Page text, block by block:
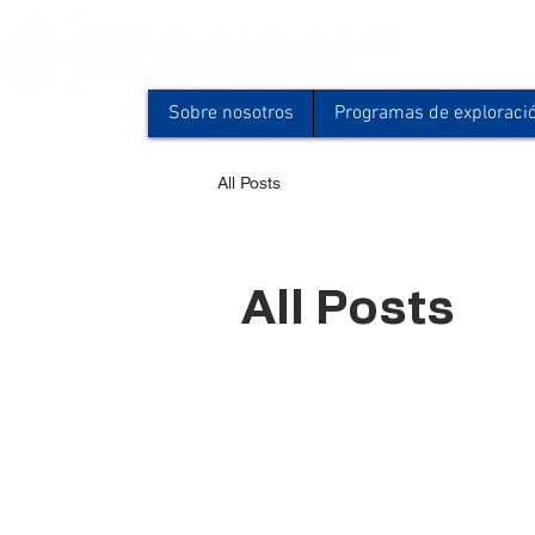
Sobre nosotros Programas de
All Posts
All Posts